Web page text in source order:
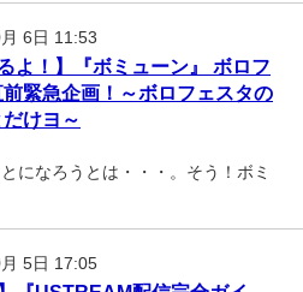
6日 11:53
よ！】『ボミューン』 ボロフ
前緊急企画！～ボロフェスタの
けヨ～
になろうとは・・・。そう！ボミ
5日 17:05